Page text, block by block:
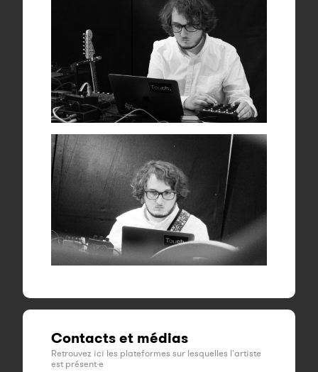
Contacts et médias
Retrouvez ici les plateformes sur lesquelles l'artiste
est présent·e